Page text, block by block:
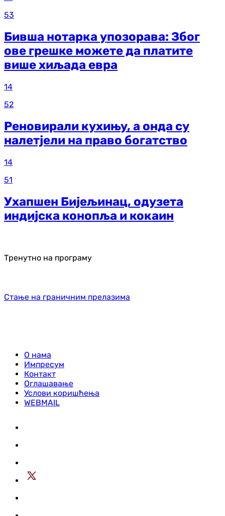
53
Бивша нотарка упозорава: Због
ове грешке можете да платите
више хиљада евра
14
52
Реновирали кухињу, а онда су
налетјели на право богатство
14
51
Ухапшен Бијељинац, одузета
индијска конопља и кокаин
Тренутно на програму
Стање на граничним прелазима
О нама
Импресум
Контакт
Оглашавање
Услови коришћења
WEBMAIL